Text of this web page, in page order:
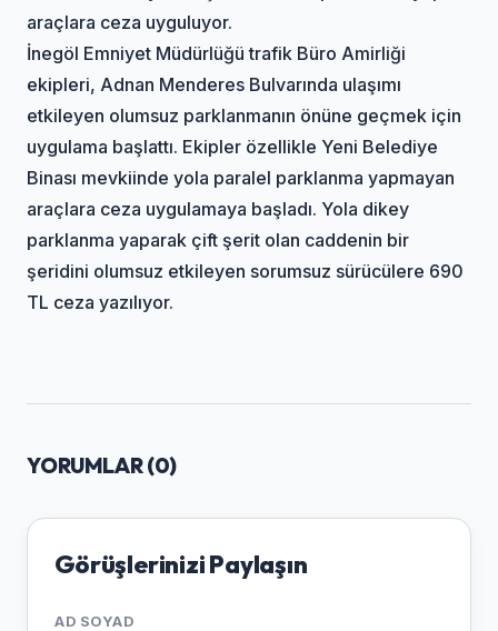
araçlara ceza uyguluyor.
İnegöl Emniyet Müdürlüğü trafik Büro Amirliği
ekipleri, Adnan Menderes Bulvarında ulaşımı
etkileyen olumsuz parklanmanın önüne geçmek için
uygulama başlattı. Ekipler özellikle Yeni Belediye
Binası mevkiinde yola paralel parklanma yapmayan
araçlara ceza uygulamaya başladı. Yola dikey
parklanma yaparak çift şerit olan caddenin bir
şeridini olumsuz etkileyen sorumsuz sürücülere 690
TL ceza yazılıyor.
YORUMLAR (0)
Görüşlerinizi Paylaşın
AD SOYAD